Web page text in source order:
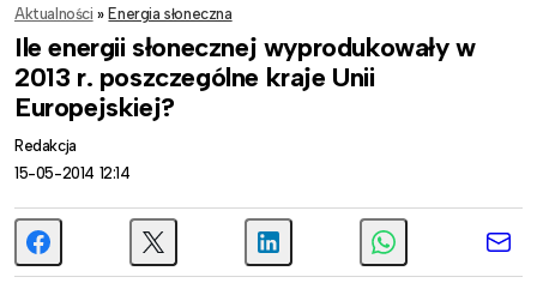
Aktualności » Energia słoneczna
Ile energii słonecznej wyprodukowały w
2013 r. poszczególne kraje Unii
Europejskiej?
Redakcja
15-05-2014 12:14